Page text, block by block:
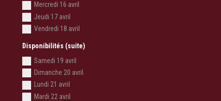
Mercredi 16 avril
Jeudi 17 avril
Vendredi 18 avril
Disponibilités (suite)
Samedi 19 avril
Dimanche 20 avril
Lundi 21 avril
Mardi 22 avril